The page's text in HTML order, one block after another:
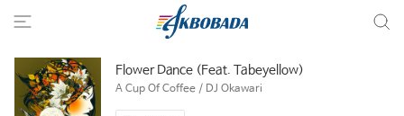
Flower Dance (Feat. Tabeyellow)
A Cup Of Coffee / DJ Okawari